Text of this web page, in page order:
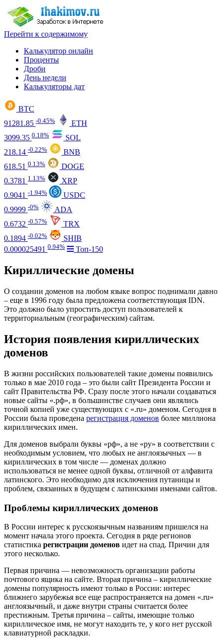
Перейти к содержимому
Калькулятор онлайн
Проценты
Дроби
День недели
Калькуляторы дат
BTC
91281.85 -0.45%
ETH
3099.35 0.18%
SOL
218.14 -0.22%
BNB
618.51 0.13%
DOGE
0.3781 1.13%
XRP
0.9041 -1.94%
USDC
0.9999 -0%
ADA
0.6732 -0.57%
TRX
0.1894 -0.02%
SHIB
0.000025491 0.94% Топ-150
Кириллические домены
О создании доменов на любом языке вопрос поднимали давно
– еще в 1996 году была предложена соответствующая IDN.
Это должно было упростить доступ пользователей к
территориальным (географическим) сайтам.
История появления кириллических
доменов
В жизни российских пользователей такие домены появились
только в мае 2010 года – это были сайт Президента России и
сайт Правительства РФ. Сразу после этого начали создаваться
новые сайты «.рф», в большинстве случаев они являлись
точной копией уже существующих с «.ru» доменом. Сегодня в
России была проведена регистрация доменов более миллиона
кириллических имен.
Для доменов выбрали буквы «рф», а не «ру» в соответствии с
необходимым условием, что любых не англоязычных — в
кириллических в том числе — доменах должно
использоваться не менее одной буквы, отличной от алфавита
латинского. Это необходимо для исключения путаницы и
проблем, связанных в будущем с латинскими именами сайтов.
Проблемы кириллических доменов
В России интерес к русскоязычным названиям пришелся на
момент начала этого проекта. Сегодня в ряде регионов
статистика регистрации доменов идет на спад. Причин для
этого несколько.
Первая причина — невозможность организации работы
почтового ящика на сайте. Вторая причина – кириллические
домены популярность имеют только в России: интерес
ближнего зарубежья все еще распространяется на домен «.ru»
англоязычный, и даже внутри страны считается более
престижным. Третья причина – сайты, имеющие только
кириллическое имя, не могут находить те, у кого нет русской
клавиатурной раскладки.